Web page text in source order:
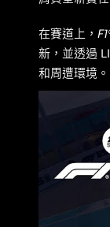
在賽道上，
新，並透過
和周遭環境。